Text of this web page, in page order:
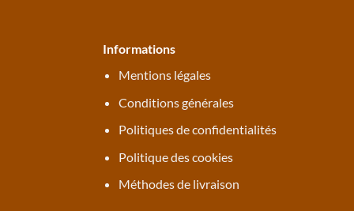
Informations
Mentions légales
Conditions générales
Politiques de confidentialités
Politique des cookies
Méthodes de livraison